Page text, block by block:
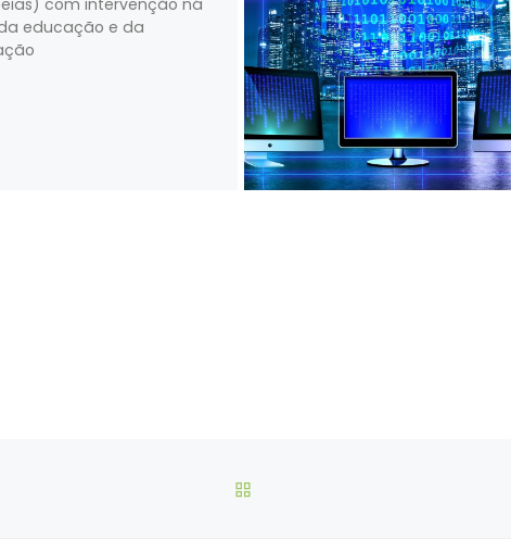
com intervenção ná
educação e da